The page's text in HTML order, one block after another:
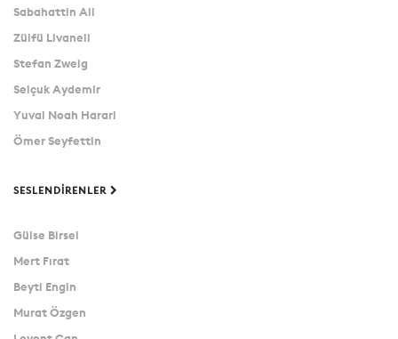
Sabahattin Ali
Zülfü Livaneli
Stefan Zweig
Selçuk Aydemir
Yuval Noah Harari
Ömer Seyfettin
SESLENDIRENLER
Gülse Birsel
Mert Fırat
Beyti Engin
Murat Özgen